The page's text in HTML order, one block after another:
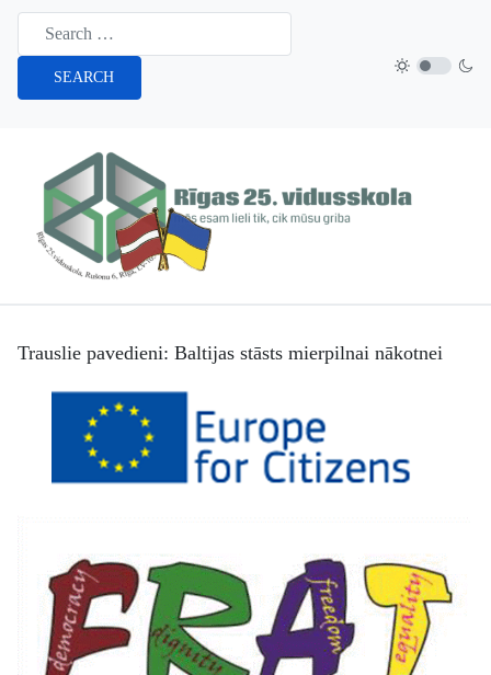
SEARCH
Trauslie pavedieni: Baltijas stāsts mierpilnai nākotnei